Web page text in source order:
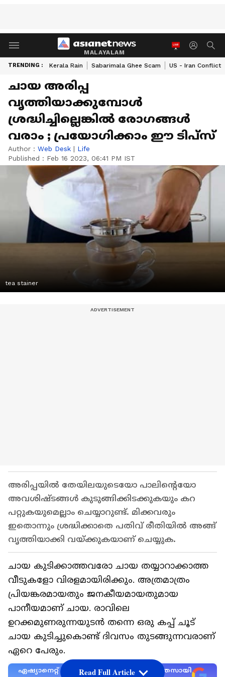
MALAYALAM
TRENDING : Kerala Rain Sabarimala Ghee Scam US - Iran Conflict
ചായ അരിപ്പ
വൃത്തിയാക്കുമ്പോള്‍
ശ്രദ്ധിച്ചില്ലെങ്കില്‍ രോഗങ്ങള്‍
വരാം ; പ്രയോഗിക്കാം ഈ ടിപ്സ്
Author : Web Desk | Life
Published : Feb 16 2023, 06:41 PM IST
tea stainer
അരിപ്പയിൽ തേയിലയുടെയോ പാലിന്‍റെയോ
അവശിഷ്ടങ്ങള്‍ കുടുങ്ങിക്കിടക്കുകയും കറ
പറ്റുകയുമെല്ലാം ചെയ്യാറുണ്ട്. മിക്കവരും
ഇതൊന്നും ശ്രദ്ധിക്കാതെ പതിവ് രീതിയില്‍ അങ്ങ്
വൃത്തിയാക്കി വയ്ക്കുകയാണ് ചെയ്യുക.
ചായ കുടിക്കാത്തവരോ ചായ തയ്യാറാക്കാത്ത
വീടുകളോ വിരളമായിരിക്കും. അത്രമാത്രം
പ്രിയങ്കരമായതും ജനകീയമായതുമായ
പാനീയമാണ് ചായ. രാവിലെ
ഉറക്കമുണരുന്നയുടൻ തന്നെ ഒരു കപ്പ് ചൂട്
ചായ കുടിച്ചുകൊണ്ട് ദിവസം തുടങ്ങുന്നവരാണ്
ഏറെ പേരും.
ഏഷ്യാനെറ്റ് ന്യൂസ് പ്രധാന വാർത്താ സ്രോതസായി
Read Full Article